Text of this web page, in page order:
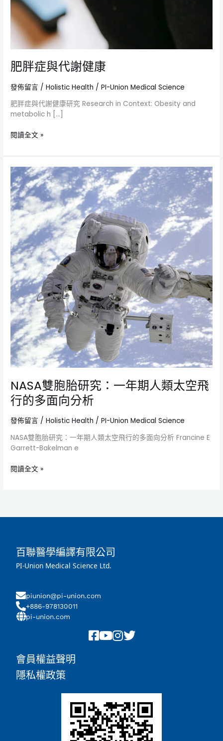
肥胖症與代謝健康
發佈留言 /Holistic Health /PI-Union Medical Science
肥胖症與代謝健康研究 Research in Context: Obesity and
metabolic h […]
閱讀全文 »
NASA雙胞胎研究：一年期人類太空飛
行的多面向分析
發佈留言 /Holistic Health /PI-Union Medical Science
NASA雙胞胎研究：一年期人類太空飛行的多面向分析 Francine E
Garrett-Bakelman e
NASA
雙
胞
胎
研
究：
一
年
期
人
類
太
空
飛
行
的
多
面
向
分
析
閱讀全文 »
百聯醫學編譯有限公司
PI-Union Medical Science Ltd.
piunion@pi-union.com
+886-978130011
pi-union.com
會員權益聲明
隱私權政策